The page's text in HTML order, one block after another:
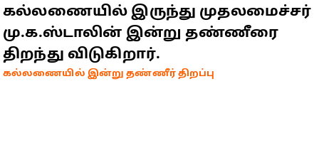
கல்லணையில் இருந்து முதலமைச்சர்
மு.க.ஸ்டாலின் இன்று தண்ணீரை
திறந்து விடுகிறார்.
கல்லணையில் இன்று தண்ணீர் திறப்பு